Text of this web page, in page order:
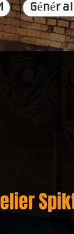
Général